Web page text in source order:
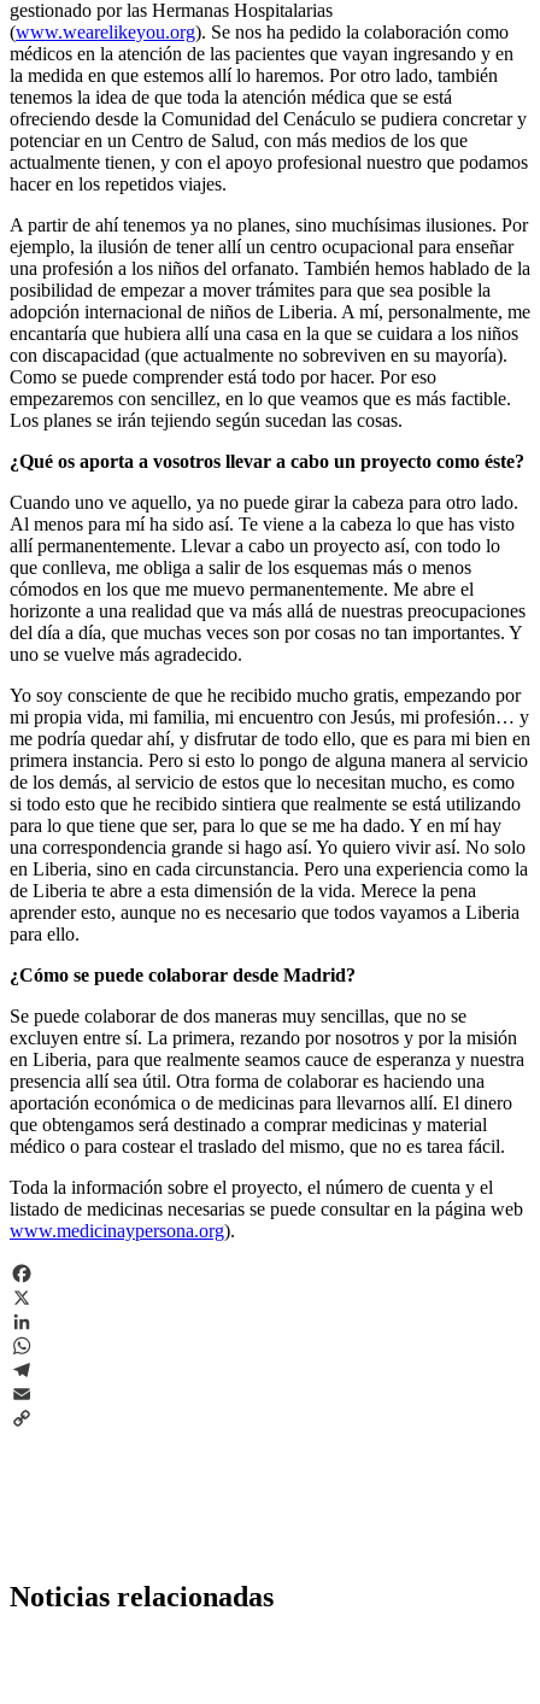
gestionado por las Hermanas Hospitalarias
(www.wearelikeyou.org). Se nos ha pedido la colaboración como
médicos en la atención de las pacientes que vayan ingresando y en
la medida en que estemos allí lo haremos. Por otro lado, también
tenemos la idea de que toda la atención médica que se está
ofreciendo desde la Comunidad del Cenáculo se pudiera concretar y
potenciar en un Centro de Salud, con más medios de los que
actualmente tienen, y con el apoyo profesional nuestro que podamos
hacer en los repetidos viajes.
A partir de ahí tenemos ya no planes, sino muchísimas ilusiones. Por
ejemplo, la ilusión de tener allí un centro ocupacional para enseñar
una profesión a los niños del orfanato. También hemos hablado de la
posibilidad de empezar a mover trámites para que sea posible la
adopción internacional de niños de Liberia. A mí, personalmente, me
encantaría que hubiera allí una casa en la que se cuidara a los niños
con discapacidad (que actualmente no sobreviven en su mayoría).
Como se puede comprender está todo por hacer. Por eso
empezaremos con sencillez, en lo que veamos que es más factible.
Los planes se irán tejiendo según sucedan las cosas.
¿Qué os aporta a vosotros llevar a cabo un proyecto como éste?
Cuando uno ve aquello, ya no puede girar la cabeza para otro lado.
Al menos para mí ha sido así. Te viene a la cabeza lo que has visto
allí permanentemente. Llevar a cabo un proyecto así, con todo lo
que conlleva, me obliga a salir de los esquemas más o menos
cómodos en los que me muevo permanentemente. Me abre el
horizonte a una realidad que va más allá de nuestras preocupaciones
del día a día, que muchas veces son por cosas no tan importantes. Y
uno se vuelve más agradecido.
Yo soy consciente de que he recibido mucho gratis, empezando por
mi propia vida, mi familia, mi encuentro con Jesús, mi profesión… y
me podría quedar ahí, y disfrutar de todo ello, que es para mi bien en
primera instancia. Pero si esto lo pongo de alguna manera al servicio
de los demás, al servicio de estos que lo necesitan mucho, es como
si todo esto que he recibido sintiera que realmente se está utilizando
para lo que tiene que ser, para lo que se me ha dado. Y en mí hay
una correspondencia grande si hago así. Yo quiero vivir así. No solo
en Liberia, sino en cada circunstancia. Pero una experiencia como la
de Liberia te abre a esta dimensión de la vida. Merece la pena
aprender esto, aunque no es necesario que todos vayamos a Liberia
para ello.
¿Cómo se puede colaborar desde Madrid?
Se puede colaborar de dos maneras muy sencillas, que no se
excluyen entre sí. La primera, rezando por nosotros y por la misión
en Liberia, para que realmente seamos cauce de esperanza y nuestra
presencia allí sea útil. Otra forma de colaborar es haciendo una
aportación económica o de medicinas para llevarnos allí. El dinero
que obtengamos será destinado a comprar medicinas y material
médico o para costear el traslado del mismo, que no es tarea fácil.
Toda la información sobre el proyecto, el número de cuenta y el
listado de medicinas necesarias se puede consultar en la página web
www.medicinaypersona.org).
Facebook
X
LinkedIn
WhatsApp
Telegram
Email
Noticias relacionadas